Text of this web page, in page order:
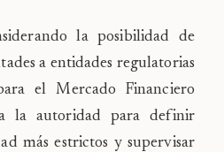
la posibilidad de
a entidades regulatorias
el Mercado Financiero
la autoridad para definir
más estrictos y supervisar